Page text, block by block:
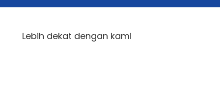
Lebih dekat dengan kami